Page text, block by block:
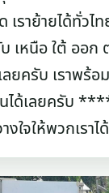
เราย้ายได้ทั่วไ
เหนือ ใต้ ออก
ลยครับ เราพร้
นได้เลยครับ
งใจให้พวกเรา